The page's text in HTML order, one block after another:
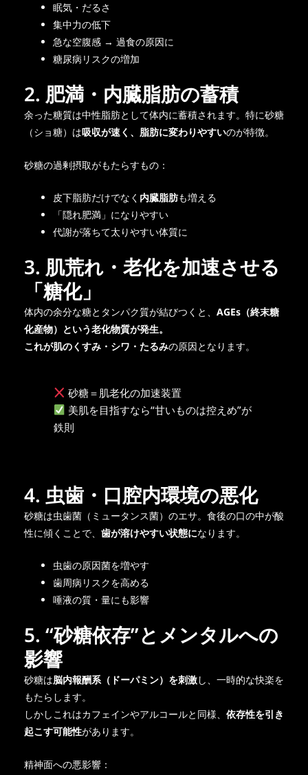
眠気・だるさ
集中力の低下
急な空腹感 → 過食の原因に
糖尿病リスクの増加
2. 肥満・内臓脂肪の蓄積
余った糖質は中性脂肪として体内に蓄積されます。特に砂糖
（ショ糖）は吸収が速く、脂肪に変わりやすいのが特徴。
砂糖の過剰摂取がもたらすもの：
皮下脂肪だけでなく 内臓脂肪も増える
「隠れ肥満」になりやすい
代謝が落ちて太りやすい体質に
3. 肌荒れ・老化を加速させる
「糖化」
体内の余分な糖とタンパク質が結びつくと、 AGEs（終末糖
化産物）という老化物質が発生。
これが肌のくすみ・シワ・たるみの原因となります。
砂糖＝肌老化の加速装置
美肌を目指すなら“甘いものは控えめ”が
鉄則
4. 虫歯・口腔内環境の悪化
砂糖は虫歯菌（ミュータンス菌）のエサ。食後の口の中が酸
性に傾くことで、 歯が溶けやすい状態になります。
虫歯の原因菌を増やす
歯周病リスクを高める
唾液の質・量にも影響
5. “砂糖依存”とメンタルへの
影響
砂糖は脳内報酬系（ドーパミン）を刺激し、一時的な快楽を
もたらします。
しかしこれはカフェインやアルコールと同様、 依存性を引き
起こす可能性があります。
精神面への悪影響：